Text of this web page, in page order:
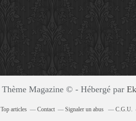
Thème Magazine © - Hébergé par
Top articles Contact Signaler un abus C.G.U.